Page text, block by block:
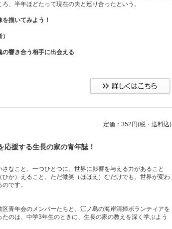
、半年ほどたって現在の夫と巡り合ったという。
描いてみよう！
響き合う相手に出会える
定価：352円(税・送料込)
応援する生長の家の青年誌！
なこと、一つひとつに、世界に影響を与える力があること
）えること、ただ微笑（ほほえ）むだけでも、世界が変わ
です。
青年会のメンバーたちと、江ノ島の海岸清掃ボランティアを
のは、中学3年生のときに、生長の家の教えを深く学ぶよう